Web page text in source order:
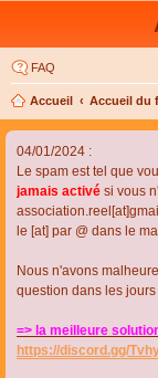
FAQ
Accueil Accueil du
04/01/2024 :
Le spam est tel que
jamais activé si vous
le [at] par @ dans le
Nous n'avons
question dans les
=> la meilleure
https://discord.gg/